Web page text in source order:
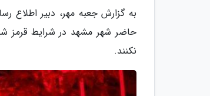
به گزارش جعبه مهر، دبیر اطلاع
حاضر شهر مشهد در شرایط قرمز
نکنند.